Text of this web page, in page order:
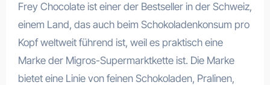
Frey Chocolate ist einer der Bestseller in der Schweiz,
einem Land, das auch beim Schokoladenkonsum pro
Kopf weltweit führend ist, weil es praktisch eine
Marke der Migros-Supermarktkette ist. Die Marke
bietet eine Linie von feinen Schokoladen, Pralinen,